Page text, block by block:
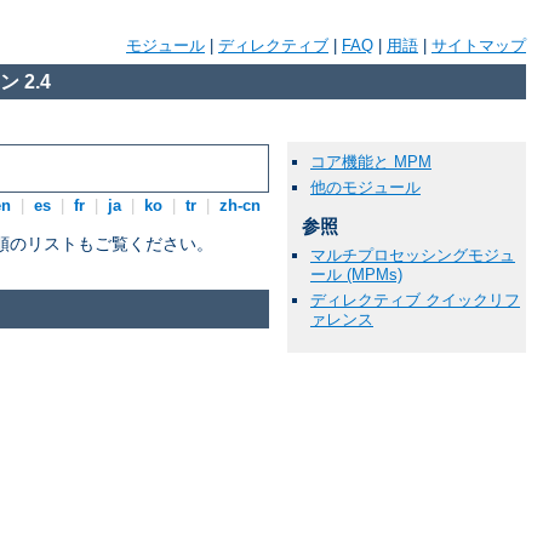
モジュール ディレクティブ FAQ 用語 サイトマップ
2.4
es fr ja ko tr zh-cn
リストもご覧ください。
コア機能と MPM
他のモジュール
参照
マルチプロセッシングモジュ
ール (MPMs)
ディレクティブ クイックリフ
ァレンス